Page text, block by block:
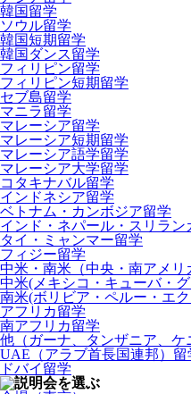
韓国留学
ソウル留学
韓国短期留学
韓国ダンス留学
フィリピン留学
フィリピン短期留学
セブ島留学
マニラ留学
マレーシア留学
マレーシア短期留学
マレーシア語学留学
マレーシア大学留学
コタキナバル留学
インドネシア留学
ベトナム・カンボジア留学
インド・ネパール・スリラン
タイ・ミャンマー留学
フィジー留学
中米・南米（中央・南アメリ
中米(メキシコ・キューバ・
南米(ボリビア・ペルー・エ
アフリカ留学
南アフリカ留学
他（ガーナ、タンザニア、
UAE（アラブ首長国連邦）留
ドバイ留学